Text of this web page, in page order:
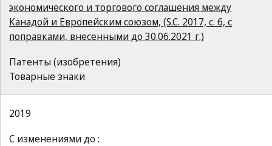
экономического и торгового соглашения между
Канадой и Европейским союзом, (S.C. 2017, c. 6, с
поправками, внесенными до 30.06.2021 г.)
Патенты (изобретения)
Товарные знаки
2019
С изменениями до :